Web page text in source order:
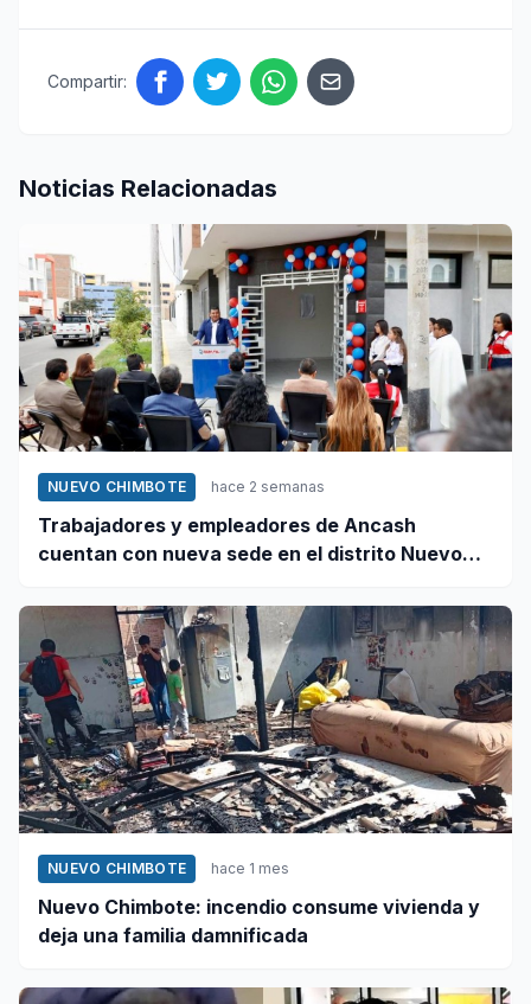
Compartir:
Noticias Relacionadas
NUEVO CHIMBOTE hace 2 semanas
Trabajadores y empleadores de Ancash
cuentan con nueva sede en el distrito Nuevo
NUEVO CHIMBOTE hace 1 mes
Nuevo Chimbote: incendio consume vivienda y
deja una familia damnificada